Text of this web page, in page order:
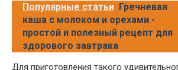
Популярные статьи Гречневая
каша с молоком и орехами -
простой и полезный рецепт для
здорового завтрака
Для приготовления такого